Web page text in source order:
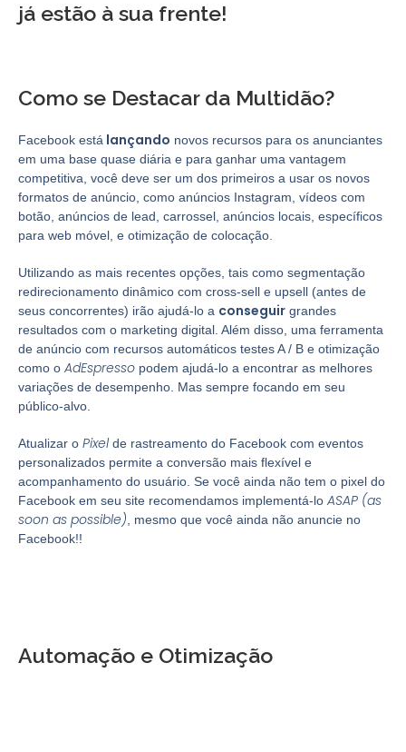
já estão à sua frente!
Como se Destacar da Multidão?
Facebook está lançando novos recursos para os anunciantes
em uma base quase diária e para ganhar uma vantagem
competitiva, você deve ser um dos primeiros a usar os novos
formatos de anúncio, como anúncios Instagram, vídeos com
botão, anúncios de lead, carrossel, anúncios locais, específicos
para web móvel, e otimização de colocação.
Utilizando as mais recentes opções, tais como segmentação
redirecionamento dinâmico com cross-sell e upsell (antes de
seus concorrentes) irão ajudá-lo a conseguir grandes
resultados com o marketing digital. Além disso, uma ferramenta
de anúncio com recursos automáticos testes A / B e otimização
como o AdEspresso podem ajudá-lo a encontrar as melhores
variações de desempenho. Mas sempre focando em seu
público-alvo.
Atualizar o Pixelde rastreamento do Facebook com eventos
personalizados permite a conversão mais flexível e
acompanhamento do usuário. Se você ainda não tem o pixel do
Facebook em seu site recomendamos implementá-lo ASAP (as
soon as possible) , mesmo que você ainda não anuncie no
Facebook!!
Automação e Otimização